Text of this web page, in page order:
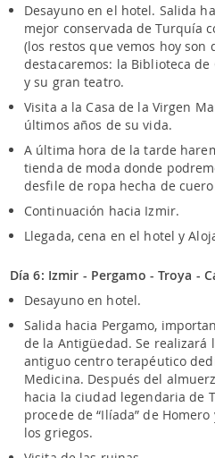
Desayuno en el hotel. Salida
mejor conservada de Turquía
(los restos que vemos hoy son
destacaremos: la Biblioteca
y su gran teatro.
Visita a la Casa de la Virgen
últimos años de su vida.
A última hora de la tarde
tienda de moda donde
desfile de ropa hecha de
Continuación hacia Izmir.
Llegada, cena en el hotel y
Día 6: Izmir - Pergamo - Troya -
Desayuno en hotel.
Salida hacia Pergamo,
de la Antigüedad. Se realizará
antiguo centro terapéutico
Medicina. Después del
hacia la ciudad legendaria de
procede de “Ilíada” de
los griegos.